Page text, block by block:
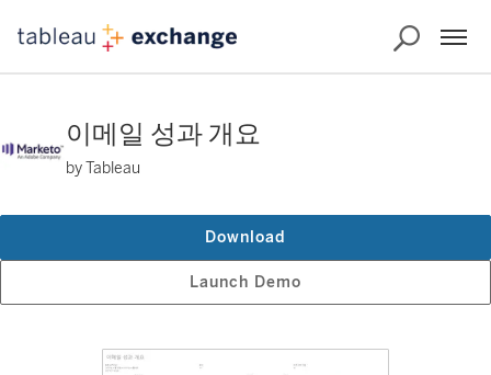
이메일 성과 개요
by Tableau
Launch Demo
Download